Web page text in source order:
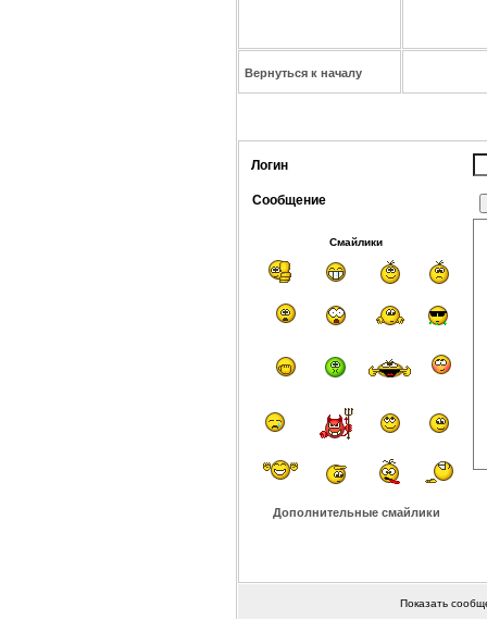
Вернуться к началу
Логин
Сообщение
Смайлики
Дополнительные смайлики
Показать